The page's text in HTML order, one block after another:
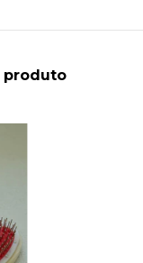
produto